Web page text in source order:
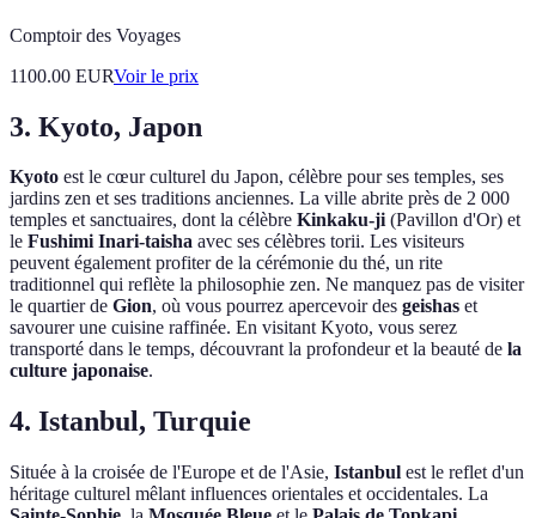
Comptoir des Voyages
1100.00 EURVoir le prix
3. Kyoto, Japon
Kyoto est le cœur culturel du Japon, célèbre pour ses temples, ses
jardins zen et ses traditions anciennes. La ville abrite près de 2 000
temples et sanctuaires, dont la célèbre Kinkaku-ji(Pavillon d'Or) et
le Fushimi Inari-taisha avec ses célèbres torii. Les visiteurs
peuvent également profiter de la cérémonie du thé, un rite
traditionnel qui reflète la philosophie zen. Ne manquez pas de visiter
le quartier de Gion, où vous pourrez apercevoir des geishas et
savourer une cuisine raffinée. En visitant Kyoto, vous serez
transporté dans le temps, découvrant la profondeur et la beauté de la
culture japonaise.
4. Istanbul, Turquie
Située à la croisée de l'Europe et de l'Asie, Istanbul est le reflet d'un
héritage culturel mêlant influences orientales et occidentales. La